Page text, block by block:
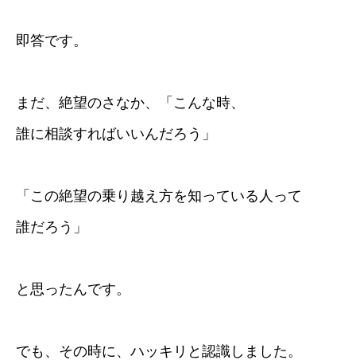
即答です。
まだ、絶望のさなか、「こんな時、
誰に相談すればいいんだろう」
「この絶望の乗り越え方を知っている人って
誰だろう」
と思ったんです。
でも、その時に、ハッキリと認識しました。